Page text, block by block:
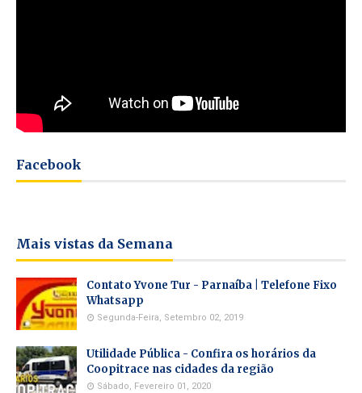
Facebook
Mais vistas da Semana
Contato Yvone Tur - Parnaíba | Telefone Fixo
Whatsapp
Segunda-Feira, Setembro 02, 2019
Utilidade Pública - Confira os horários da
Coopitrace nas cidades da região
Sábado, Fevereiro 01, 2020